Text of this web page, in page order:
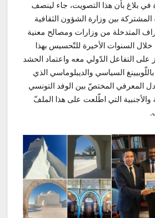
في بلاغ بأن هذا التصويت، جاء لينصف
المشتركة بين وزارة الشؤون الثقافية
المتدخلة من وزارات ومصالح معنية
السنوات الأخيرة للتّحسيس بهذا
على التفاعل الدّولي معه واعتماد الحشد
السياسي والديبلوماسي الذي
المعرفي المختصّ بين الوفد التونسي
والأجنبية التي اطّلعت على هذا الملفّ